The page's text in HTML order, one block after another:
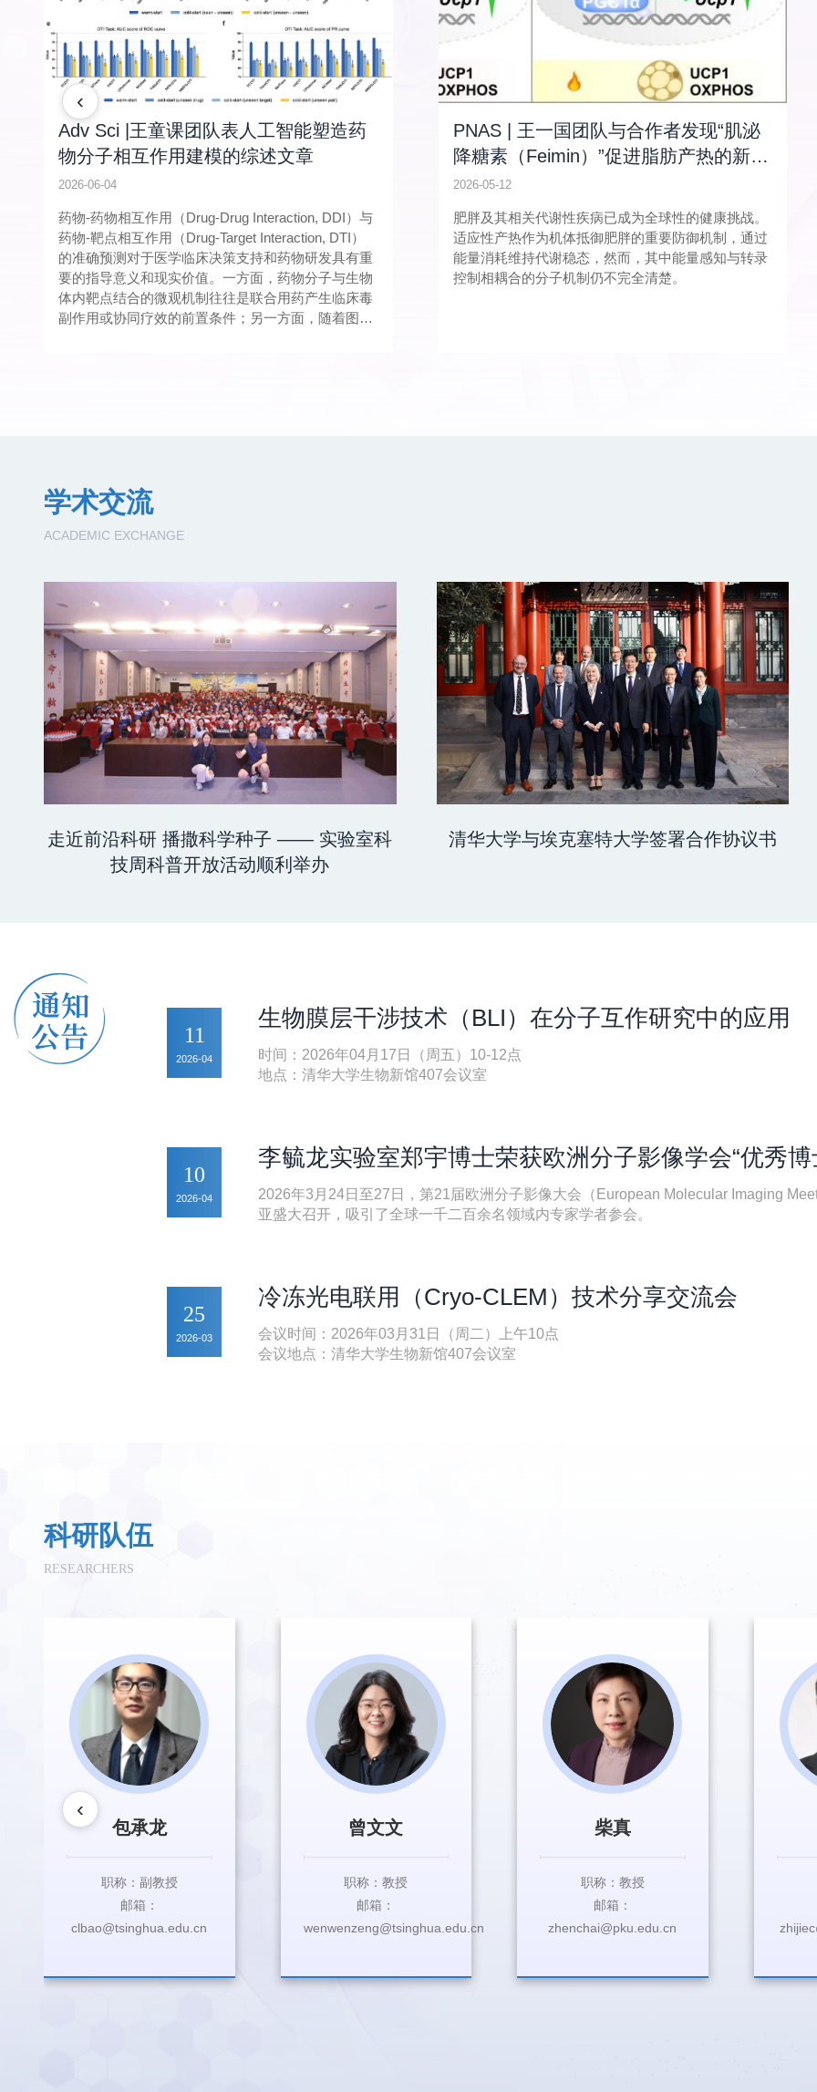
Adv Sci |王童课团队表人工智能塑造药
物分子相互作用建模的综述文章
2026-06-04
药物-药物相互作用（Drug-Drug Interaction, DDI）与
药物-靶点相互作用（Drug-Target Interaction, DTI）
的准确预测对于医学临床决策支持和药物研发具有重
要的指导意义和现实价值。一方面，药物分子与生物
体内靶点结合的微观机制往往是联合用药产生临床毒
副作用或协同疗效的前置条件；另一方面，随着图神
PNAS | 王一国团队与合作者发现“肌泌
降糖素（Feimin）”促进脂肪产热的新功
能
2026-05-12
肥胖及其相关代谢性疾病已成为全球性的健康挑战。
适应性产热作为机体抵御肥胖的重要防御机制，通过
能量消耗维持代谢稳态，然而，其中能量感知与转录
控制相耦合的分子机制仍不完全清楚。
‹
学术交流
ACADEMIC EXCHANGE
走近前沿科研 播撒科学种子 —— 实验室科
技周科普开放活动顺利举办
清华⼤学与埃克塞特⼤学签署合作协议书
11
2026-04
生物膜层干涉技术（BLI）在分子互作研究中的应用
时间：2026年04月17日（周五）10-12点
地点：清华大学生物新馆407会议室
10
2026-04
李毓龙实验室郑宇博士荣获欧洲分子影像学会“优秀博
2026年3月24日至27日，第21届欧洲分子影像大会（European Molecular Imaging
亚盛大召开，吸引了全球一千二百余名领域内专家学者参会。
25
2026-03
冷冻光电联用（Cryo-CLEM）技术分享交流会
会议时间：2026年03月31日（周二）上午10点
会议地点：清华大学生物新馆407会议室
科研队伍
RESEARCHERS
包承龙
职称：副教授
邮箱：
clbao@tsinghua.edu.cn
曾文文
职称：教授
邮箱：
wenwenzeng@tsinghua.edu.cn
柴真
职称：教授
邮箱：
zhenchai@pku.edu.cn
‹